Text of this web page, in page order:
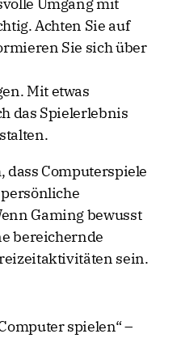
Umgang mit
Achten Sie auf
Sie sich über
Mit etwas
das Spielerlebnis
dass Computerspiele
Gaming bewusst
bereichernde
sein.
spielen“ –